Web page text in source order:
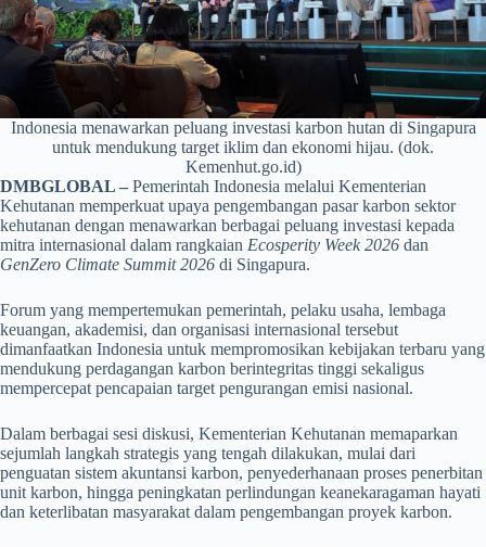
Indonesia menawarkan peluang investasi karbon hutan di Singapura
untuk mendukung target iklim dan ekonomi hijau. (dok.
Kemenhut.go.id)
DMBGLOBAL – Pemerintah Indonesia melalui Kementerian
Kehutanan memperkuat upaya pengembangan pasar karbon sektor
kehutanan dengan menawarkan berbagai peluang investasi kepada
mitra internasional dalam rangkaian Ecosperity Week 2026 dan
GenZero Climate Summit 2026 di Singapura.
Forum yang mempertemukan pemerintah, pelaku usaha, lembaga
keuangan, akademisi, dan organisasi internasional tersebut
dimanfaatkan Indonesia untuk mempromosikan kebijakan terbaru yang
mendukung perdagangan karbon berintegritas tinggi sekaligus
mempercepat pencapaian target pengurangan emisi nasional.
Dalam berbagai sesi diskusi, Kementerian Kehutanan memaparkan
sejumlah langkah strategis yang tengah dilakukan, mulai dari
penguatan sistem akuntansi karbon, penyederhanaan proses penerbitan
unit karbon, hingga peningkatan perlindungan keanekaragaman hayati
dan keterlibatan masyarakat dalam pengembangan proyek karbon.